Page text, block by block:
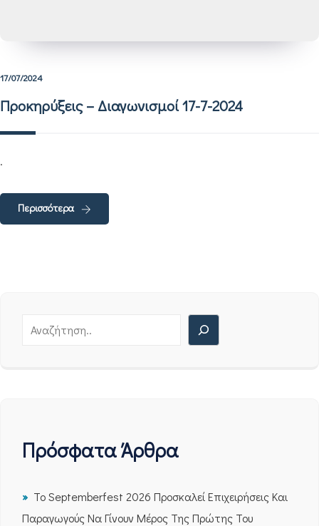
17/07/2024
Προκηρύξεις – Διαγωνισμοί 17-7-2024
.
Περισσότερα
Πρόσφατα Άρθρα
Το Septemberfest 2026 Προσκαλεί Επιχειρήσεις Και
Παραγωγούς Να Γίνουν Μέρος Της Πρώτης Του